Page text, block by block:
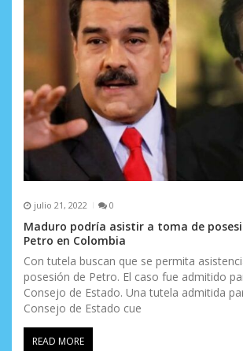
r
a
d
s
julio 21, 2022 0
Maduro podría asistir a toma de
Petro en Colombia
Con tutela buscan que se permita
posesión de Petro. El caso fue admitido
Consejo de Estado. Una tutela admitida
Consejo de Estado cue
READ MORE